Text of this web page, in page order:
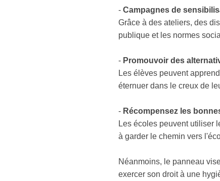
- Campagnes de
Grâce à des ateliers, des
publique et les normes
- Promouvoir des
Les élèves peuvent
éternuer dans le creux de
- Récompensez les
Les écoles peuvent utiliser
à garder le chemin vers
Néanmoins, le panneau
exercer son droit à une